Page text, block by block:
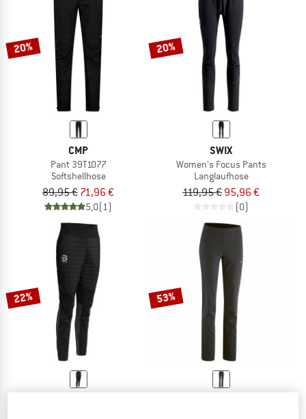
20%
CMP
Pant 39T1077
Softshellhose
89,95 € 71,96 €
5,0(1)
20%
SWIX
Women's Focus Pants
Langlaufhose
119,95 € 95,96 €
(0)
22% 53%